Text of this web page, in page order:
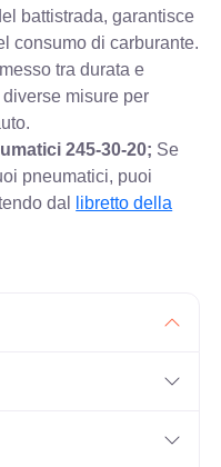
battistrada, garantisce
consumo di carburante.
tra durata e
misure per
245-30-20; Se
pneumatici, puoi
dal
libretto della